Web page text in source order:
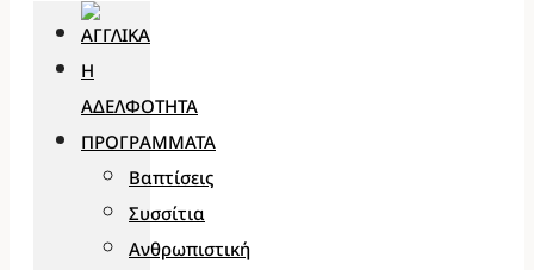
Η
ΑΔΕΛΦΌΤΗΤΑ
ΠΡΟΓΡΆΜΜΑΤΑ
Βαπτίσεις
Συσσίτια
Ανθρωπιστική